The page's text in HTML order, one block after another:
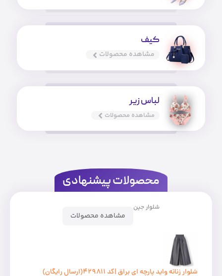
کیف
مشاهده محصولات
لباس زیر
مشاهده محصولات
محصولات پیشنهادی
شلوار جین
مشاهده محصولات
شلوار زنانه واید پارچه ای براق |کد ۴۲۹۸۱۱(ارسال رایگان)